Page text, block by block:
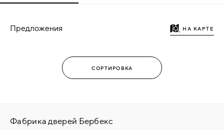
Предложения НА КАРТЕ
Фабрика дверей Бербекс